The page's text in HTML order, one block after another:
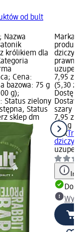
od bult
Nazwa
królikiem dla
Cena:
bazowa: 75 g
g);
Status zielony
Status
sklep dm
Marka:
prawna:
7,95 zł;
(5,30 zł
szary
7,95 zł
150 g
bult